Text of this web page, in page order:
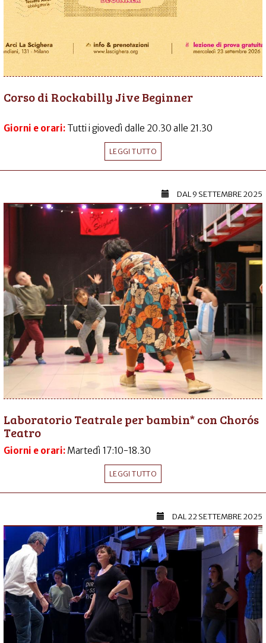
Corso di Rockabilly Jive Beginner
Giorni e orari: Tutti i giovedì dalle 20.30 alle 21.30
LEGGI TUTTO
DAL9 SETTEMBRE 2025
Laboratorio Teatrale per bambin* con Chorós
Teatro
Giorni e orari: Martedì 17:10-18.30
LEGGI TUTTO
DAL22 SETTEMBRE 2025